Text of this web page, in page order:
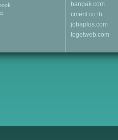
banpak.com
cmerit.co.th
jobaplus.com
togetweb.com